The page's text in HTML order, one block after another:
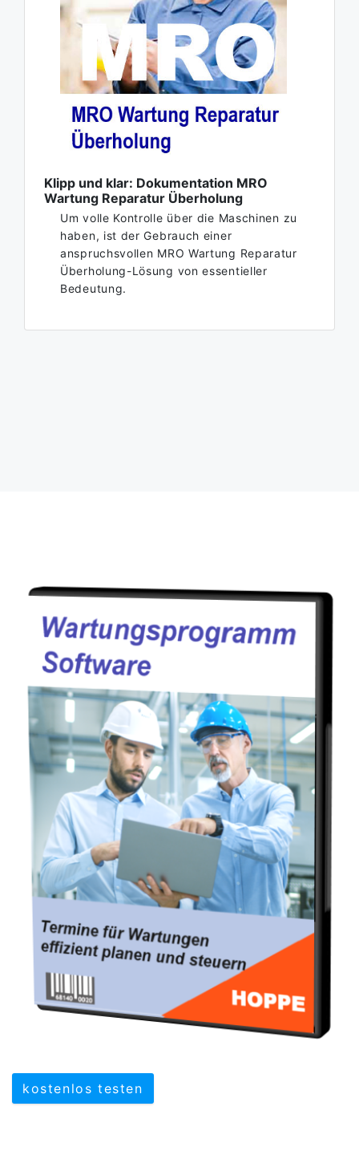
Klipp und klar: Dokumentation MRO
Wartung Reparatur Überholung
Um volle Kontrolle über die Maschinen zu
haben, ist der Gebrauch einer
anspruchsvollen MRO Wartung Reparatur
Überholung-Lösung von essentieller
Bedeutung.
kostenlos testen